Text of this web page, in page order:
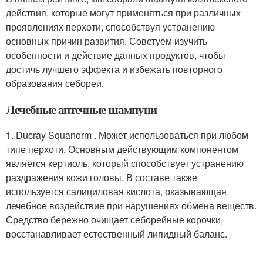
действия, которые могут применяться при различных
проявлениях перхоти, способствуя устранению
основных причин развития. Советуем изучить
особенности и действие данных продуктов, чтобы
достичь лучшего эффекта и избежать повторного
образования себореи.
Лечебные аптечные шампуни
1. Ducray Squanorm . Может использоваться при любом
типе перхоти. Основным действующим компонентом
является кертиоль, который способствует устранению
раздражения кожи головы. В составе также
используется салициловая кислота, оказывающая
лечебное воздействие при нарушениях обмена веществ.
Средство бережно очищает себорейные корочки,
восстанавливает естественный липидный баланс.